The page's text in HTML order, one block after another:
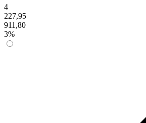
4
227,95
911,80
3%